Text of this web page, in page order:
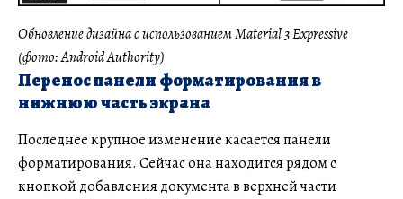
Обновление дизайна с использованием Material 3 Expressive
(фото: Android Authority)
Перенос панели форматирования в
нижнюю часть экрана
Последнее крупное изменение касается панели
форматирования. Сейчас она находится рядом с
кнопкой добавления документа в верхней части